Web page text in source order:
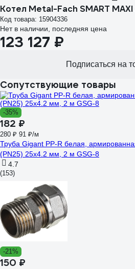
Котел Metal-Fach SMART
Код товара: 15904336
Нет в наличии, последняя цена
123 127 ₽
Подписаться на
Сопутствующие товары
-35%
182 ₽
280 ₽ 91 ₽/м
Труба Gigant PP-R белая,
(PN25) 25x4.2 мм, 2 м GSG-8
4.7
(153)
-21%
150 ₽